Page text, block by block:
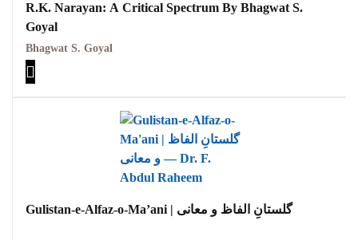
R.K. Narayan: A Critical Spectrum By Bhagwat S.
Goyal
Bhagwat S. Goyal
Gulistan-e-Alfaz-o-Ma’ani | گلستانِ الفاظ و معانی